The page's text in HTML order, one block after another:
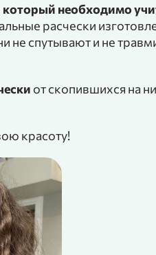
необходимо
расчески
не спутывают и не
от скопившихся на
красоту!